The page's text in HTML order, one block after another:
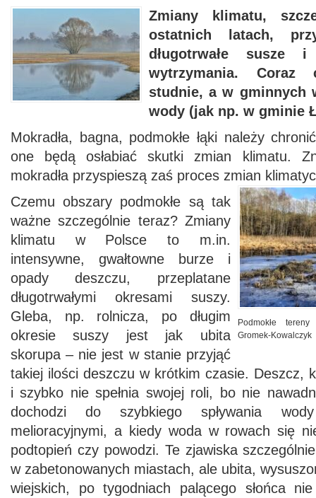
Zmiany klimatu,
ostatnich latach,
długotrwałe susze
wytrzymania. Coraz
studnie, a w gminnych
wody (jak np. w gminie
Mokradła, bagna, podmokłe łąki należy
one będą osłabiać skutki zmian klimatu.
mokradła przyspieszą zaś proces zmian
Podmokłe
Gromek-Kowalczyk
Czemu obszary podmokłe są tak
ważne szczególnie teraz? Zmiany
klimatu w Polsce to m.in.
intensywne, gwałtowne burze i
opady deszczu, przeplatane
długotrwałymi okresami suszy.
Gleba, np. rolnicza, po długim
okresie suszy jest jak ubita
skorupa – nie jest w stanie przyjąć
takiej ilości deszczu w krótkim czasie. Deszcz,
i szybko nie spełnia swojej roli, bo nie
dochodzi do szybkiego spływania
melioracyjnymi, a kiedy woda w rowach się
podtopień czy powodzi. Te zjawiska
w zabetonowanych miastach, ale ubita,
wiejskich, po tygodniach palącego słońca